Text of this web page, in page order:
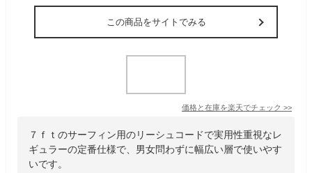
この商品をサイトでみる
価格と在庫を楽天でチェック >>
７ｆｔのサーフィン用のリーシュコードで実用性重視なレ
ギュラーの定番仕様で、男女問わずに幅広い層で使いやす
いです。